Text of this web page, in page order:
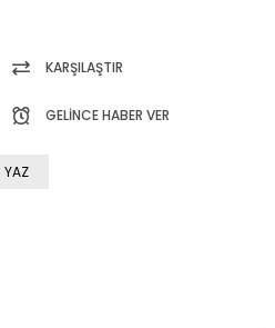
KARŞILAŞTIR
GELINCE HABER VER
YAZ